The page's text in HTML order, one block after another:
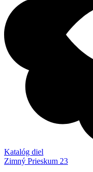
Katalóg diel
Zimný Prieskum 23